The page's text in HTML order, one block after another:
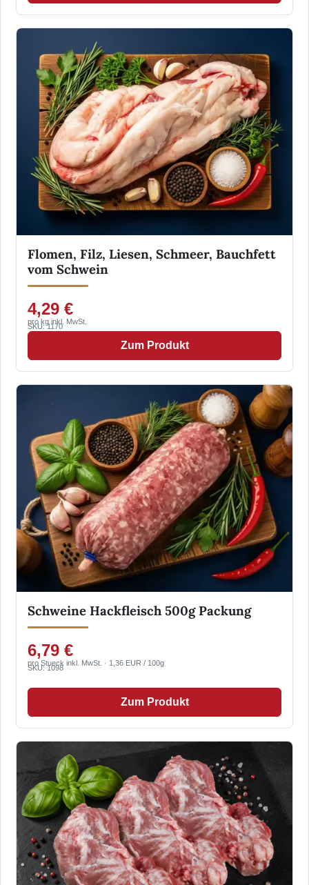
Flomen, Filz, Liesen, Schmeer, Bauchfett
vom Schwein
4,29 €
pro kg inkl. MwSt.
SKU: 1170
Zum Produkt
Schweine Hackfleisch 500g Packung
6,79 €
pro Stueck inkl. MwSt. · 1,36 EUR / 100g
SKU: 1098
Zum Produkt